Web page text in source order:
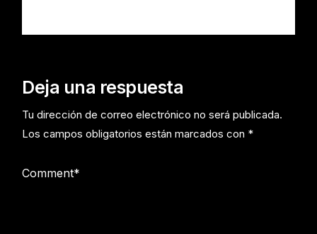
Deja una respuesta
Tu dirección de correo electrónico no será publicada.
Los campos obligatorios están marcados con *